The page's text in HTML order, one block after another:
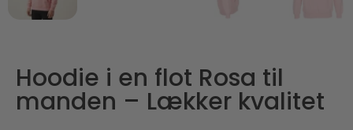
Hoodie i en flot Rosa til
manden – Lækker kvalitet